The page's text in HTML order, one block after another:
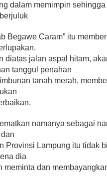
dalam memimpin
Begawe Caram” itu
diatas jalan aspal hitam,
tanggul penahan
tanah merah,
namanya sebagai
Provinsi Lampung itu tidak
dia
meminta dan